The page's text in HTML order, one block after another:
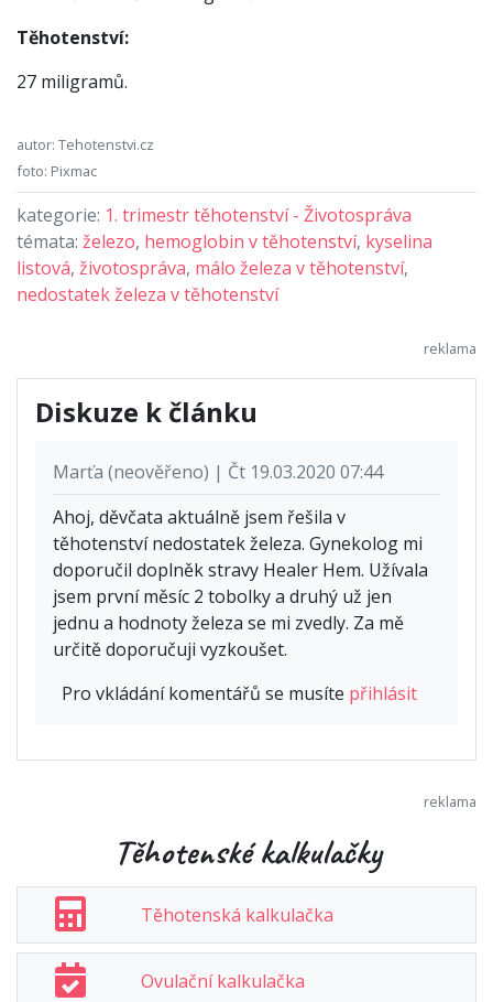
Těhotenství:
27 miligramů.
autor: Tehotenstvi.cz
foto: Pixmac
kategorie: 1. trimestr těhotenství - Životospráva
témata: železo, hemoglobin v těhotenství, kyselina
listová, životospráva, málo železa v těhotenství,
nedostatek železa v těhotenství
Diskuze k článku
Marťa (neověřeno) | Čt 19.03.2020 07:44
Ahoj, děvčata aktuálně jsem řešila v
těhotenství nedostatek železa. Gynekolog mi
doporučil doplněk stravy Healer Hem. Užívala
jsem první měsíc 2 tobolky a druhý už jen
jednu a hodnoty železa se mi zvedly. Za mě
určitě doporučuji vyzkoušet.
Pro vkládání komentářů se musíte přihlásit
Těhotenské kalkulačky
Těhotenská kalkulačka
Ovulační kalkulačka